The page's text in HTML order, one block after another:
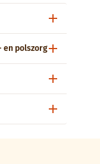
en polszorg